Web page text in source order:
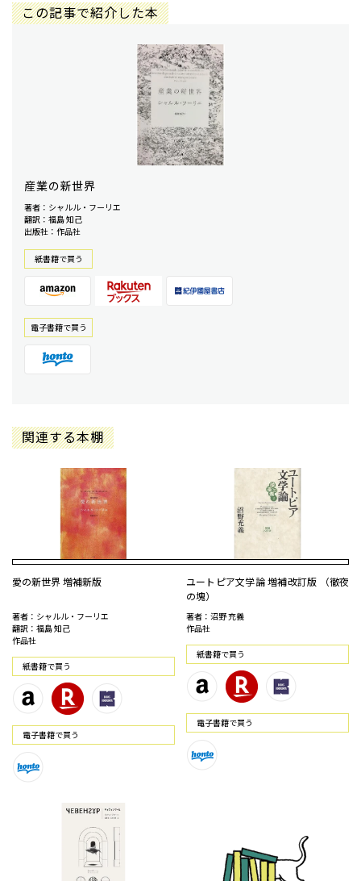
この記事で紹介した本
産業の新世界
著者：シャルル・フーリエ
翻訳：福島 知己
出版社：作品社
紙書籍で買う
電⼦書籍で買う
関連する本棚
愛の新世界 増補新版
著者：シャルル・フーリエ
翻訳：福島 知己
作品社
紙書籍で買う
電⼦書籍で買う
ユートピア文学論 増補改訂版 （徹夜
の塊）
著者：沼野 充義
作品社
紙書籍で買う
電⼦書籍で買う